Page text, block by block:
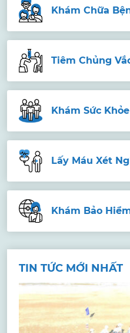
Khám Chữa
Tiêm Chủng
Khám Sức
Lấy Máu Xét
Khám Bảo
TIN TỨC MỚI NHẤT